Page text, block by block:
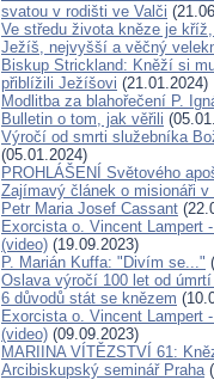
svatou v rodišti ve Valči
Ve středu života kněze je
Ježíš, nejvyšší a věčný
Biskup Strickland: Kněží si
přiblížili Ježíšovi (21.01.2024)
Modlitba za blahořečení P.
Bulletin o tom, jak věřili
Výročí od smrti služebníka
(05.01.2024)
PROHLÁŠENÍ Světového
Zajímavý článek o misionáři v
Petr Maria Josef Cassant
Exorcista o. Vincent Lampert
(video) (19.09.2023)
P. Marián Kuffa: "Divím se..."
Oslava výročí 100 let od
6 důvodů stát se knězem
Exorcista o. Vincent Lampert
(video) (09.09.2023)
MARIINA VÍTĚZSTVÍ 61:
Arcibiskupský seminář Praha